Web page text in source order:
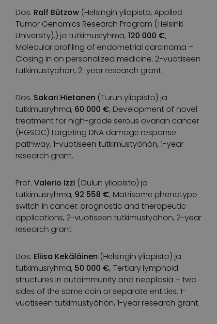
Dos. Ralf Bützow (Helsingin yliopisto, Applied
Tumor Genomics Research Program (Helsinki
University).) ja tutkimusryhmä, 120 000 €,
Molecular profiling of endometrial carcinoma –
Closing in on personalized medicine. 2-vuotiseen
tutkimustyöhön, 2-year research grant.
Dos. Sakari Hietanen (Turun yliopisto) ja
tutkimusryhmä, 60 000 €, Development of novel
treatment for high-grade serous ovarian cancer
(HGSOC) targeting DNA damage response
pathway. 1-vuotiseen tutkimustyöhön, 1-year
research grant.
Prof. Valerio Izzi (Oulun yliopisto) ja
tutkimusryhmä, 92 558 €, Matrisome phenotype
switch in cancer: prognostic and therapeutic
applications, 2-vuotiseen tutkimustyöhön, 2-year
research grant
Dos. Eliisa Kekäläinen (Helsingin yliopisto) ja
tutkimusryhmä, 50 000 €, Tertiary lymphoid
structures in autoimmunity and neoplasia – two
sides of the same coin or separate entities. 1-
vuotiseen tutkimustyöhön, 1-year research grant.